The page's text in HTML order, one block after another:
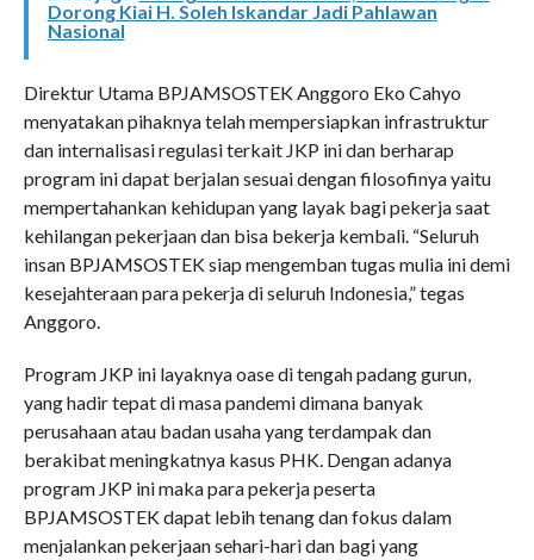
Dorong Kiai H. Soleh Iskandar Jadi Pahlawan
Nasional
Direktur Utama BPJAMSOSTEK Anggoro Eko Cahyo
menyatakan pihaknya telah mempersiapkan infrastruktur
dan internalisasi regulasi terkait JKP ini dan berharap
program ini dapat berjalan sesuai dengan filosofinya yaitu
mempertahankan kehidupan yang layak bagi pekerja saat
kehilangan pekerjaan dan bisa bekerja kembali. “Seluruh
insan BPJAMSOSTEK siap mengemban tugas mulia ini demi
kesejahteraan para pekerja di seluruh Indonesia,” tegas
Anggoro.
Program JKP ini layaknya oase di tengah padang gurun,
yang hadir tepat di masa pandemi dimana banyak
perusahaan atau badan usaha yang terdampak dan
berakibat meningkatnya kasus PHK. Dengan adanya
program JKP ini maka para pekerja peserta
BPJAMSOSTEK dapat lebih tenang dan fokus dalam
menjalankan pekerjaan sehari-hari dan bagi yang